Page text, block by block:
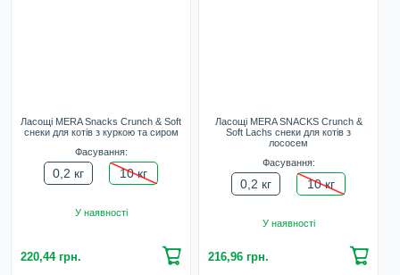
Ласощі MERA Snacks Crunch & Soft
снеки для котів з куркою та сиром
Фасування:
0,2 кг 10 кг
У наявності
220,44 грн.
Ласощі MERA SNACKS Crunch &
Soft Lachs снеки для котів з
лососем
Фасування:
0,2 кг 10 кг
У наявності
216,96 грн.